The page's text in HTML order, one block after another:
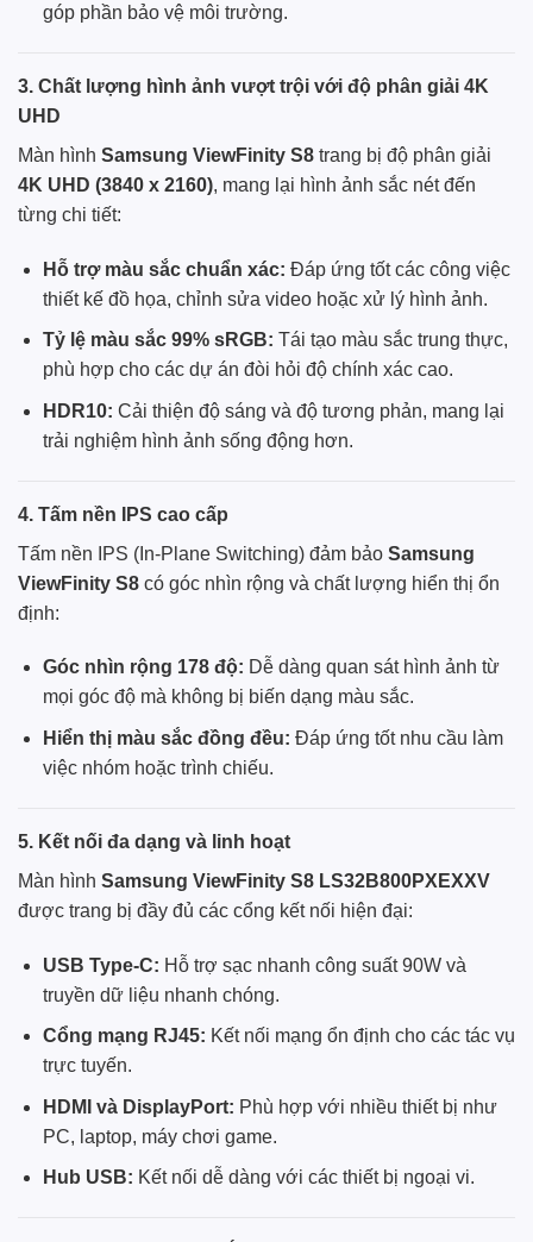
góp phần bảo vệ môi trường.
3. Chất lượng hình ảnh vượt trội với độ phân giải 4K
UHD
Màn hình Samsung ViewFinity S8 trang bị độ phân giải
4K UHD (3840 x 2160), mang lại hình ảnh sắc nét đến
từng chi tiết:
Hỗ trợ màu sắc chuẩn xác: Đáp ứng tốt các công việc
thiết kế đồ họa, chỉnh sửa video hoặc xử lý hình ảnh.
Tỷ lệ màu sắc 99% sRGB: Tái tạo màu sắc trung thực,
phù hợp cho các dự án đòi hỏi độ chính xác cao.
HDR10: Cải thiện độ sáng và độ tương phản, mang lại
trải nghiệm hình ảnh sống động hơn.
4. Tấm nền IPS cao cấp
Tấm nền IPS (In-Plane Switching) đảm bảo Samsung
ViewFinity S8 có góc nhìn rộng và chất lượng hiển thị ổn
định:
Góc nhìn rộng 178 độ: Dễ dàng quan sát hình ảnh từ
mọi góc độ mà không bị biến dạng màu sắc.
Hiển thị màu sắc đồng đều: Đáp ứng tốt nhu cầu làm
việc nhóm hoặc trình chiếu.
5. Kết nối đa dạng và linh hoạt
Màn hình Samsung ViewFinity S8 LS32B800PXEXXV
được trang bị đầy đủ các cổng kết nối hiện đại:
USB Type-C: Hỗ trợ sạc nhanh công suất 90W và
truyền dữ liệu nhanh chóng.
Cổng mạng RJ45: Kết nối mạng ổn định cho các tác vụ
trực tuyến.
HDMI và DisplayPort: Phù hợp với nhiều thiết bị như
PC, laptop, máy chơi game.
Hub USB: Kết nối dễ dàng với các thiết bị ngoại vi.